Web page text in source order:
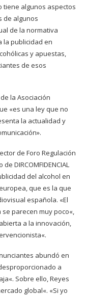
tiene algunos aspectos
de algunos
de la normativa
la publicidad en
y apuestas,
de esos
la Asociación
«es una ley que no
la actualidad y
de Foro Regulación
DIRCOMFIDENCIAL
del alcohol en
que es la que
española. «El
parecen muy poco«,
a la innovación,
abundó en
a
Sobre ello, Reyes
global«. «Si yo